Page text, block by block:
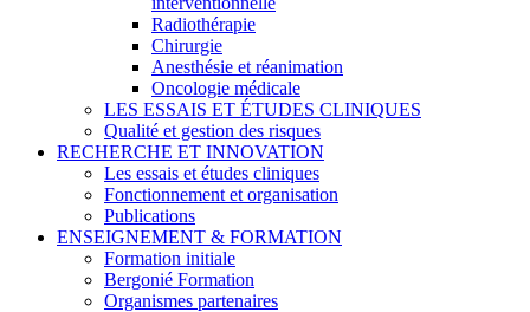
Radiothérapie
Chirurgie
Anesthésie et réanimation
Oncologie médicale
LES ESSAIS ET ÉTUDES CLINIQUES
Qualité et gestion des risques
RECHERCHE ET INNOVATION
Les essais et études cliniques
Fonctionnement et organisation
Publications
ENSEIGNEMENT & FORMATION
Formation initiale
Bergonié Formation
Organismes partenaires